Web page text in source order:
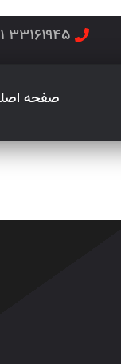
۳۳۱۶۱۹۴۵ ۲۱ ۹۸+
صفحه